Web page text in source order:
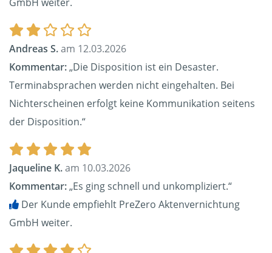
Andreas S.am 12.03.2026
Kommentar:„Die Disposition ist ein Desaster.
Terminabsprachen werden nicht eingehalten. Bei
Nichterscheinen erfolgt keine Kommunikation seitens
der Disposition.“
Jaqueline K.am 10.03.2026
Kommentar:„Es ging schnell und unkompliziert.“
Der Kunde empfiehlt PreZero Aktenvernichtung
GmbH weiter.